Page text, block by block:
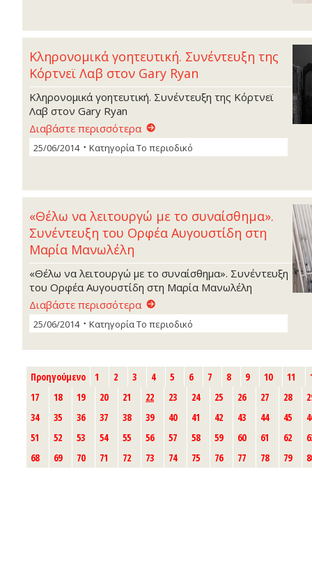
Κληρονοµικά γοητευτική. Συνέντευξη της
Κόρτνεϊ Λαβ στον Gary Ryan
Κληρονοµικά γοητευτική. Συνέντευξη της Κόρτνεϊ
Λαβ στον Gary Ryan
Διαβάστε περισσότερα
25/06/2014 ΚατηγορίαΤο περιοδικό
«Θέλω να λειτουργώ µε το συναίσθηµα».
Συνέντευξη του Ορφέα Αυγουστίδη στη
Μαρία Μανωλέλη
«Θέλω να λειτουργώ µε το συναίσθηµα». Συνέντευξη
του Ορφέα Αυγουστίδη στη Μαρία Μανωλέλη
Διαβάστε περισσότερα
25/06/2014 ΚατηγορίαΤο περιοδικό
Προηγούμενο 1 2 3 4 5 6 7 8 9 10 11
17
18 19 20 21 22 23 24 25 26 27 28
34
35 36 37 38 39 40 41 42 43 44 45
51
52 53 54 55 56 57 58 59 60 61 62
68
69 70 71 72 73 74 75 76 77 78 79